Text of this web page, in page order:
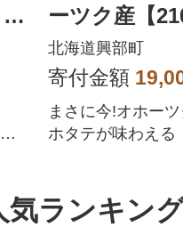
氷
ーツク産【
北海道興部町
寄付金額
まさに今!オホー
ホタテが味わえる
気ランキン